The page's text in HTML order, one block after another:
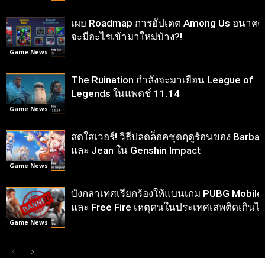
Game News
เผย Roadmap การอัปเดต Among Us อนาคต
จะมีอะไรเข้ามาใหม่บ้าง?!
Game News
The Ruination กำลังจะมาเยือน League of
Legends ในแพตช์ 11.14
Game News
สดใสเวอร์! วิธีปลดล็อคชุดฤดูร้อนของ
และ Jean ใน Genshin Impact
Game News
บังกลาเทศเรียกร้องให้แบนเกม PUBG Mobile
และ Free Fire เหตุคนในประเทศเสพติดเกินไ